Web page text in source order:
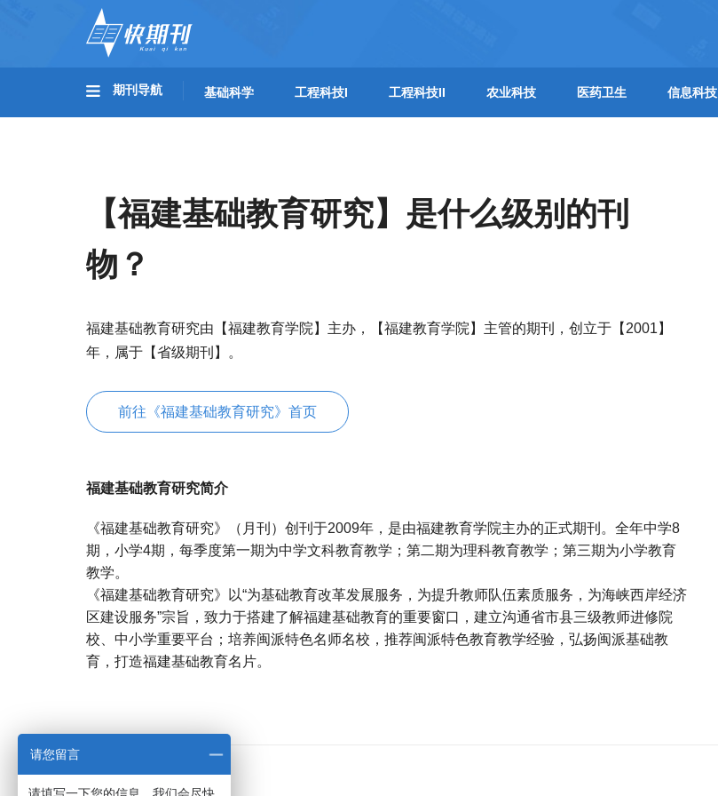
期刊导航 基础科学 工程科技I 工程科技II 农业科技 医药卫生 信息科技
【福建基础教育研究】是什么级别的刊
物？
福建基础教育研究由【福建教育学院】主办，【福建教育学院】主管的期刊，创立于【2001】
年，属于【省级期刊】。
前往《福建基础教育研究》首页
福建基础教育研究简介
《福建基础教育研究》（月刊）创刊于2009年，是由福建教育学院主办的正式期刊。全年中学8
期，小学4期，每季度第一期为中学文科教育教学；第二期为理科教育教学；第三期为小学教育
教学。
《福建基础教育研究》以“为基础教育改革发展服务，为提升教师队伍素质服务，为海峡西岸经济
区建设服务”宗旨，致力于搭建了解福建基础教育的重要窗口，建立沟通省市县三级教师进修院
校、中小学重要平台；培养闽派特色名师名校，推荐闽派特色教育教学经验，弘扬闽派基础教
育，打造福建基础教育名片。
请您留言